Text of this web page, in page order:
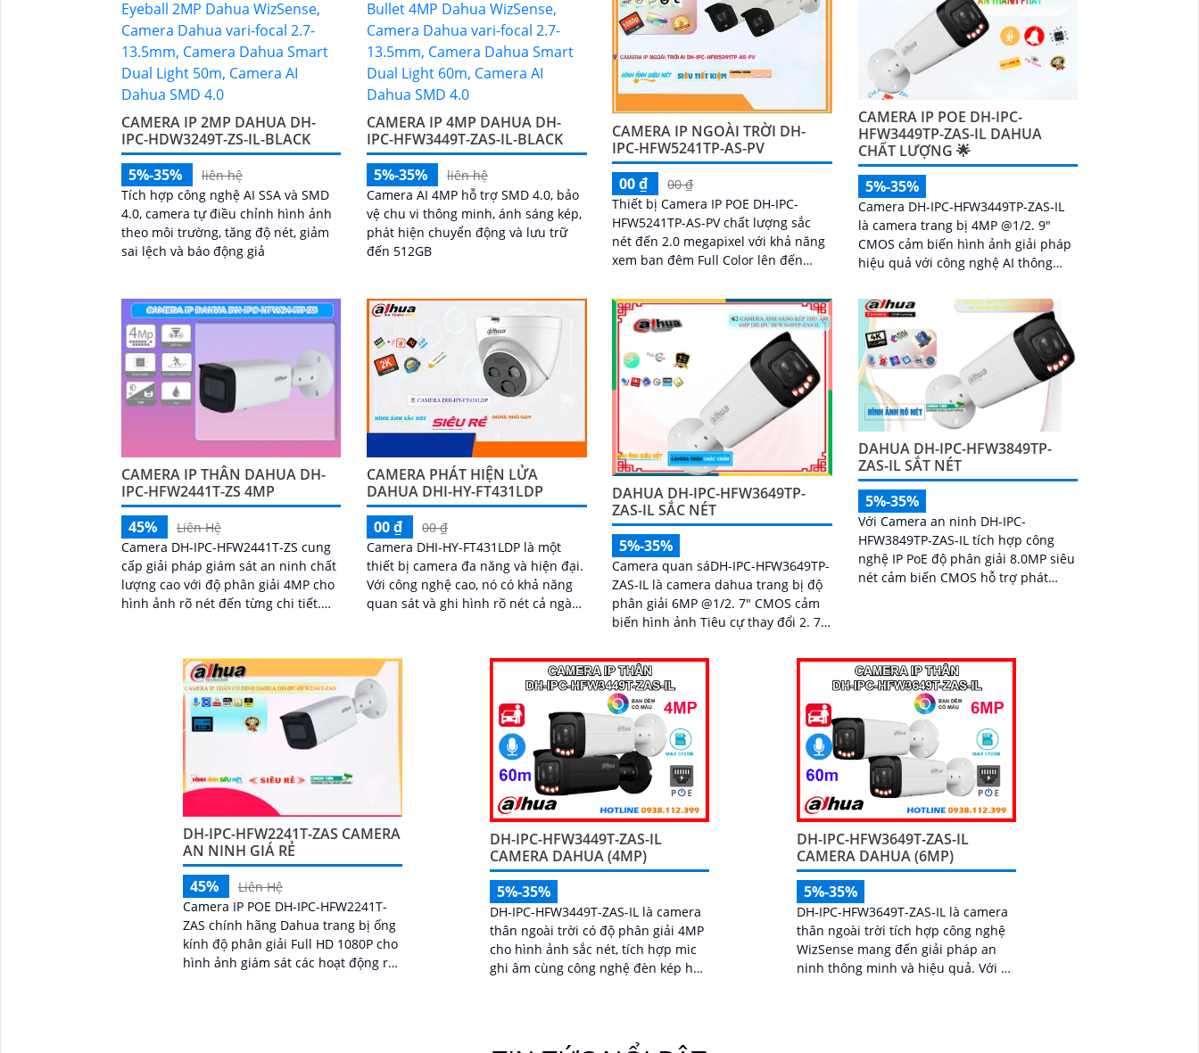
chống nước IP67, phù hợp cho các
khu vực giám sát ngoài trời, hỗ trợ
tính năng quản lý chỗ đỗ xe hiệu
quả cho các bãi giữ xe
quả an ninh
CAMERA IP 2MP DAHUA DH-
IPC-HDW3249T-ZS-IL-BLACK
5%-35%
liên hệ
Tích hợp công nghệ AI SSA và SMD
4.0, camera tự điều chỉnh hình ảnh
theo môi trường, tăng độ nét, giảm
sai lệch và báo động giả
CAMERA IP 4MP DAHUA DH-
IPC-HFW3449T-ZAS-IL-BLACK
5%-35%
liên hệ
Camera AI 4MP hỗ trợ SMD 4.0, bảo
vệ chu vi thông minh, ánh sáng kép,
phát hiện chuyển động và lưu trữ
đến 512GB
CAMERA IP NGOÀI TRỜI DH-
IPC-HFW5241TP-AS-PV
00 ₫
00 ₫
Thiết bị Camera IP POE DH-IPC-
HFW5241TP-AS-PV chất lượng sắc
nét đến 2.0 megapixel với khả năng
xem ban đêm Full Color lên đến
quả dù trong điều kiện ánh sáng
yếu
CAMERA IP POE DH-IPC-
HFW3449TP-ZAS-IL DAHUA
CHẤT LƯỢNG 🌟
5%-35%
Camera DH-IPC-HFW3449TP-ZAS-IL
là camera trang bị 4MP @1/2. 9"
CMOS cảm biến hình ảnh giải pháp
hiệu quả với công nghệ AI thông
phân tích hình dạng người
CAMERA IP THÂN DAHUA DH-
IPC-HFW2441T-ZS 4MP
45%
Liên Hệ
Camera DH-IPC-HFW2441T-ZS cung
cấp giải pháp giám sát an ninh chất
lượng cao với độ phân giải 4MP cho
hình ảnh rõ nét đến từng chi tiết.
hồng ngoại 60m, trang bị tính năng
phát hiện thông minh như phát
hiện con người và phương tiện
CAMERA PHÁT HIỆN LỬA
DAHUA DHI-HY-FT431LDP
00 ₫
00 ₫
Camera DHI-HY-FT431LDP là một
thiết bị camera đa năng và hiện đại.
Với công nghệ cao, nó có khả năng
quan sát và ghi hình rõ nét cả ngày
DAHUA DH-IPC-HFW3649TP-
ZAS-IL SẮC NÉT
5%-35%
Camera quan sáDH-IPC-HFW3649TP-
ZAS-IL là camera dahua trang bị độ
phân giải 6MP @1/2. 7" CMOS cảm
biến hình ảnh Tiêu cự thay đổi 2. 7
và led trợ...
DAHUA DH-IPC-HFW3849TP-
ZAS-IL SẮT NÉT
5%-35%
Với Camera an ninh DH-IPC-
HFW3849TP-ZAS-IL tích hợp công
nghệ IP PoE độ phân giải 8.0MP siêu
nét cảm biến CMOS hỗ trợ phát
DH-IPC-HFW2241T-ZAS CAMERA
AN NINH GIÁ RẺ
45%
Liên Hệ
Camera IP POE DH-IPC-HFW2241T-
ZAS chính hãng Dahua trang bị ống
kính độ phân giải Full HD 1080P cho
hình ảnh giám sát các hoạt động rõ
DH-IPC-HFW3449T-ZAS-IL
CAMERA DAHUA (4MP)
5%-35%
DH-IPC-HFW3449T-ZAS-IL là camera
thân ngoài trời có độ phân giải 4MP
cho hình ảnh sắc nét, tích hợp mic
ghi âm cùng công nghệ đèn kép hỗ
năng phân biệt chính xác người và
DH-IPC-HFW3649T-ZAS-IL
CAMERA DAHUA (6MP)
5%-35%
DH-IPC-HFW3649T-ZAS-IL là camera
thân ngoài trời tích hợp công nghệ
WizSense mang đến giải pháp an
ninh thông minh và hiệu quả. Với độ